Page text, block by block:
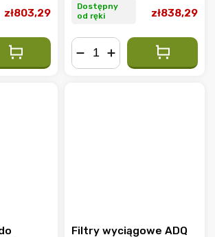
zł803,29
Dostępny
od ręki
zł838,29
Filtry wyciągowe ADQ